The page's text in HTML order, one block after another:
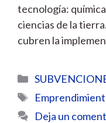
tecnología:
ciencias de la
cubren la
Categorías
Etiquetas
Deja un